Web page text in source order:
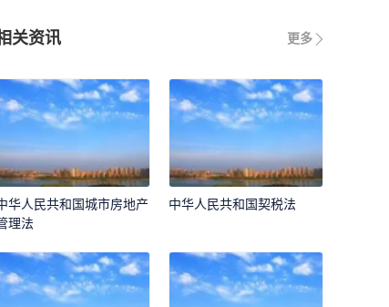
更多
关资讯
华人民共和国城市房地产
理法
中华人民共和国契税法